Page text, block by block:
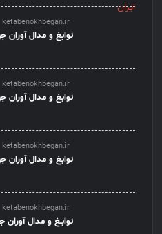
ketabenokhbegan.ir
نوابغ و مدال آوران
ketabenokhbegan.ir
نوابغ و مدال آوران
ketabenokhbegan.ir
نوابغ و مدال آوران
ketabenokhbegan.ir
نوابـغ و مدال